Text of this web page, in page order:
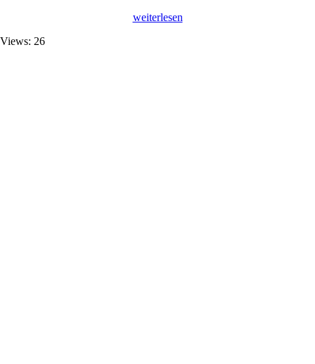
weiterlesen
Views: 26